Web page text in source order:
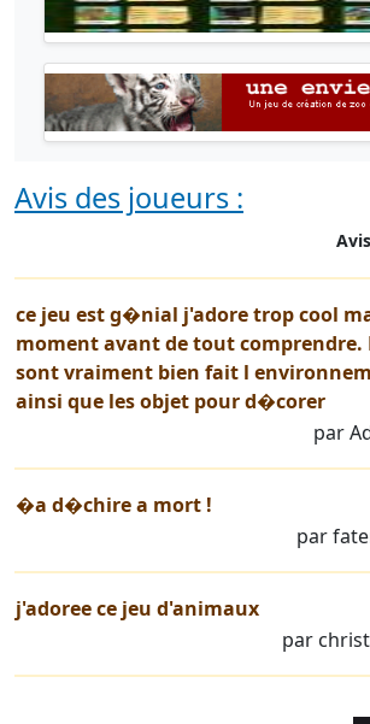
Avis des joueurs :
ce jeu est g�nial j'adore trop cool
moment avant de tout comprendre.
sont vraiment bien fait l
ainsi que les objet pour d�corer
par
�a d�chire a mort !
par
j'adoree ce jeu d'animaux
par